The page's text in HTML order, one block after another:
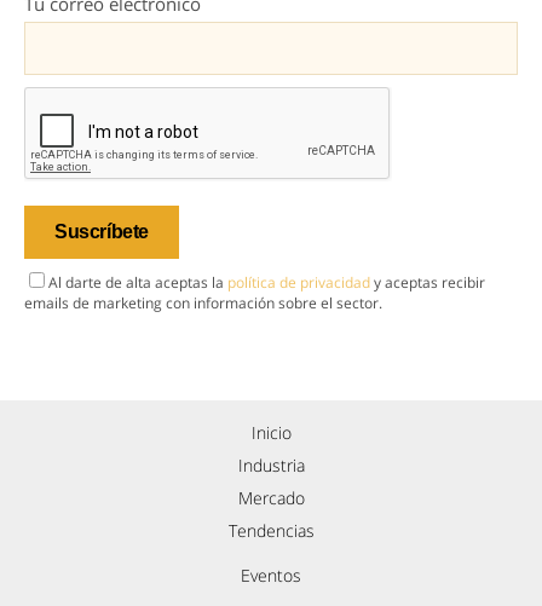
Al darte de alta aceptas la política de privacidady aceptas recibir
emails de marketing con información sobre el sector.
Inicio
Industria
Mercado
Tendencias
Eventos